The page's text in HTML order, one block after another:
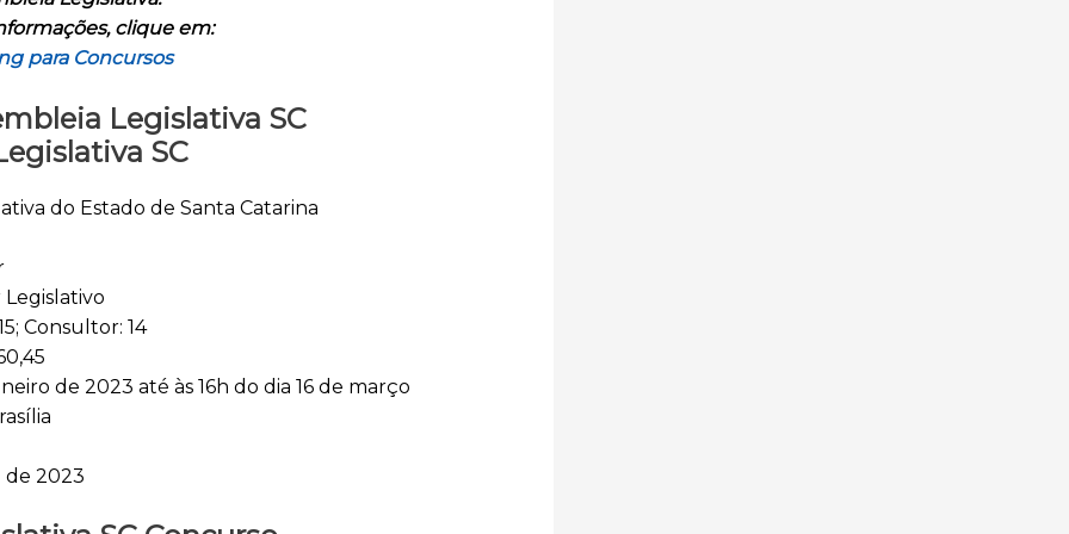
clique em:
para Concursos
Legislativa SC
SC
do Estado de Santa Catarina
Consultor: 14
de 2023 até às 16h do dia 16 de março
de 2023